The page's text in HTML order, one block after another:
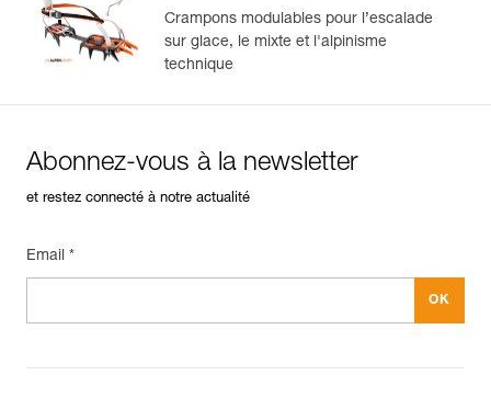
Crampons modulables pour l’escalade
sur glace, le mixte et l'alpinisme
technique
Abonnez-vous à la newsletter
et restez connecté à notre actualité
Email *